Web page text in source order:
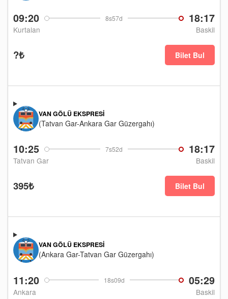
09:20 8s57d 18:17
Kurtalan Baskil
?₺ Bilet Bul
10:25 7s52d 18:17
Tatvan Gar Baskil
VAN GÖLÜ EKSPRESI
(Tatvan Gar-Ankara Gar Güzergahı)
395₺ Bilet Bul
11:20 18s09d 05:29
Ankara Baskil
VAN GÖLÜ EKSPRESI
(Ankara Gar-Tatvan Gar Güzergahı)